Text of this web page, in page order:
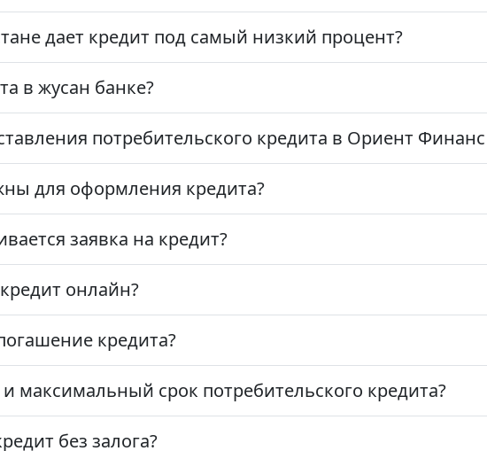
дает кредит под самый низкий процент?
в жусан банке?
потребительского кредита в Ориент
для оформления кредита?
заявка на кредит?
онлайн?
кредита?
максимальный срок потребительского кредита?
без залога?